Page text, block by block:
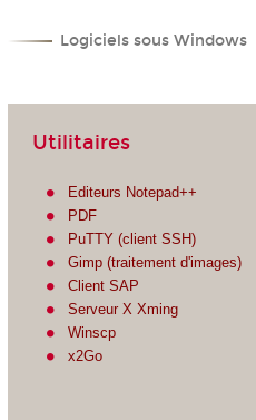
Logiciels sous Windows
Utilitaires
Editeurs Notepad++
PDF
PuTTY (client SSH)
Gimp (traitement d'images)
Client SAP
Serveur X Xming
Winscp
x2Go